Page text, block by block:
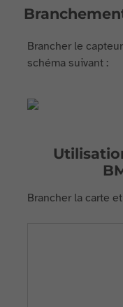
Brancher le
schéma suivant :
Brancher la carte